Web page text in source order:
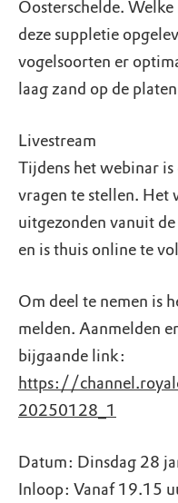
Oosterschelde.
deze suppletie
vogelsoorten er
laag zand op de
Livestream
Tijdens het webinar
vragen te stellen.
uitgezonden vanuit
en is thuis online te
Om deel te nemen is
melden. Aanmelden
bijgaande link:
https://
20250128_1
Datum: Dinsdag 28
Inloop: Vanaf 19.15